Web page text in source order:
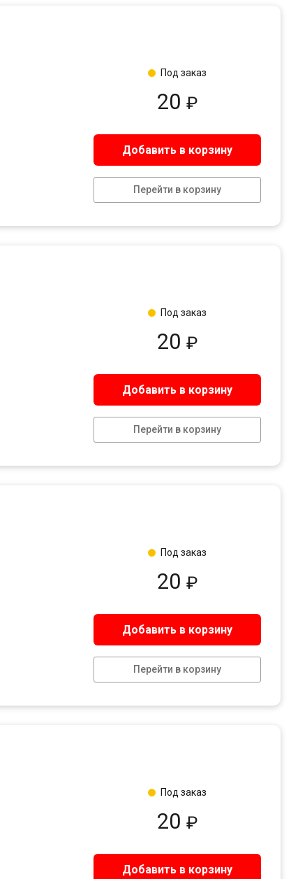
20 ₽
Добавить в корзину
Перейти в корзину
Под заказ
20 ₽
Добавить в корзину
Перейти в корзину
Под заказ
20 ₽
Добавить в корзину
Перейти в корзину
Под заказ
20 ₽
Добавить в корзину
Под заказ